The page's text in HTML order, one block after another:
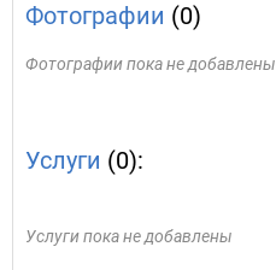
Фотографии (0)
Фотографии пока не добавлены
Услуги (0):
Услуги пока не добавлены